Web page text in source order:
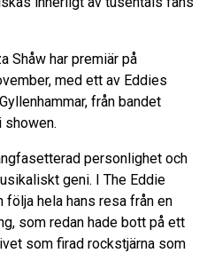
Shåw har premiär på
med ett av Eddies
från bandet
showen.
personlighet och
geni. I The Eddie
följa hela hans resa från en
som redan hade bott på ett
som firad rockstjärna som